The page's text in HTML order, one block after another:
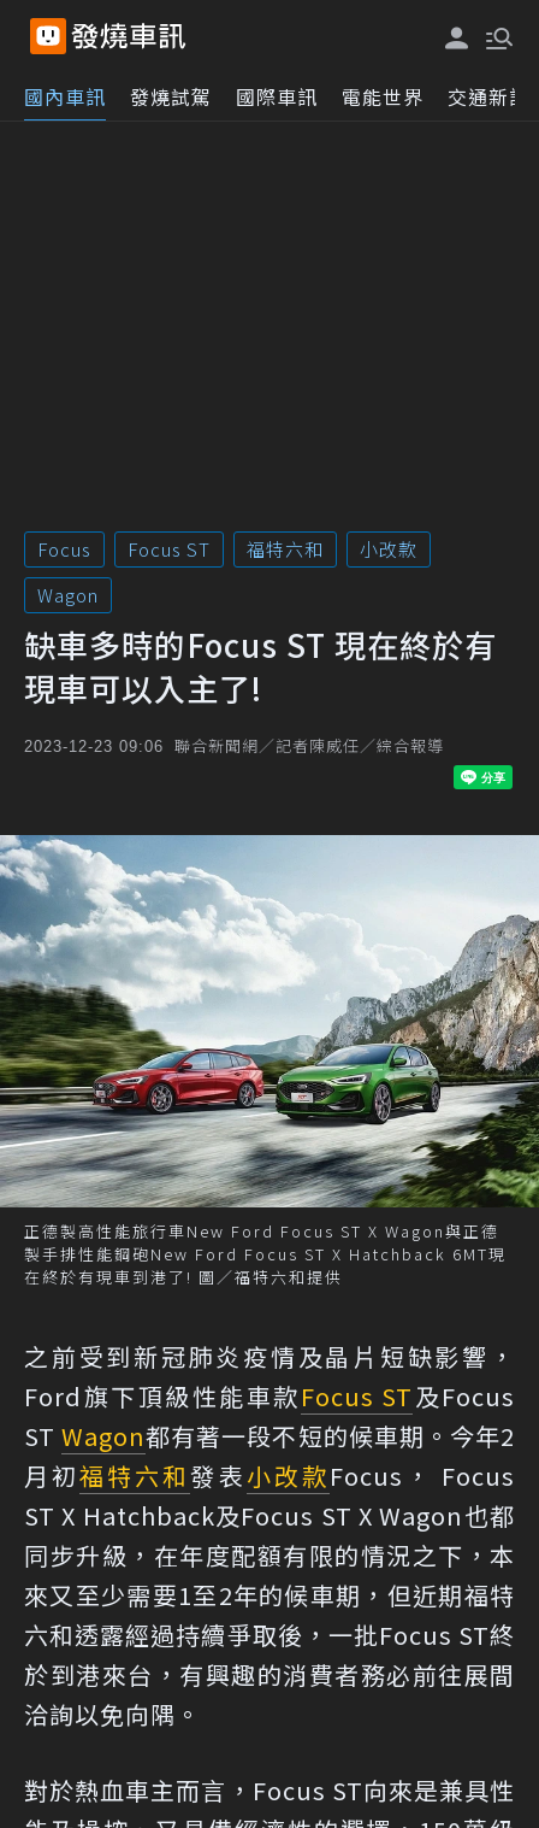
國內車訊 發燒試駕 國際車訊 電能世界 交通新訊
Focus Focus ST 福特六和
小改款
Wagon
缺車多時的Focus ST 現在終於有
現車可以入主了!
2023-12-23 09:06 聯合新聞網／記者陳威任／綜合報導
正德製高性能旅行車New Ford Focus ST X Wagon與正德
製手排性能鋼砲New Ford Focus ST X Hatchback 6MT現
在終於有現車到港了! 圖／福特六和提供
之前受到新冠肺炎疫情及晶片短缺影響，
Ford旗下頂級性能車款Focus ST及Focus
STWagon都有著一段不短的候車期。今年2
月初福特六和 發表小改款Focus， Focus
ST X Hatchback及Focus ST X Wagon也都
同步升級，在年度配額有限的情況之下，本
來又至少需要1至2年的候車期，但近期福特
六和透露經過持續爭取後，一批Focus ST終
於到港來台，有興趣的消費者務必前往展間
洽詢以免向隅。
對於熱血車主而言，Focus ST向來是兼具性